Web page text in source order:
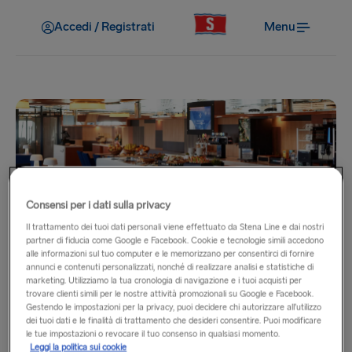
Accedi / Registrati Menu
I miei vantaggi
Stena Plus Lounge
Pochi modi di viaggiare sono più confortevoli che
accomodarsi nella Stena Plus Lounge.
Consensi per i dati sulla privacy
Il trattamento dei tuoi dati personali viene effettuato da Stena Line e dai nostri
partner di fiducia come Google e Facebook. Cookie e tecnologie simili accedono
alle informazioni sul tuo computer e le memorizzano per consentirci di fornire
annunci e contenuti personalizzati, nonché di realizzare analisi e statistiche di
marketing. Utilizziamo la tua cronologia di navigazione e i tuoi acquisti per
trovare clienti simili per le nostre attività promozionali su Google e Facebook.
Gestendo le impostazioni per la privacy, puoi decidere chi autorizzare all’utilizzo
dei tuoi dati e le finalità di trattamento che desideri consentire. Puoi modificare
le tue impostazioni o revocare il tuo consenso in qualsiasi momento.
Leggi la politica sui cookie